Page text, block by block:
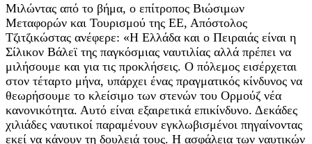
Μιλώντας από το βήμα, ο επίτροπος Βιώσιμων
Μεταφορών και Τουρισμού της ΕΕ, Απόστολος
Τζιτζικώστας ανέφερε: «Η Ελλάδα και ο Πειραιάς είναι η
Σίλικον Βάλεϊ της παγκόσμιας ναυτιλίας αλλά πρέπει να
μιλήσουμε και για τις προκλήσεις. Ο πόλεμος εισέρχεται
στον τέταρτο μήνα, υπάρχει ένας πραγματικός κίνδυνος να
θεωρήσουμε το κλείσιμο των στενών του Ορμούζ νέα
κανονικότητα. Αυτό είναι εξαιρετικά επικίνδυνο. Δεκάδες
χιλιάδες ναυτικοί παραμένουν εγκλωβισμένοι πηγαίνοντας
εκεί να κάνουν τη δουλειά τους. Η ασφάλεια των ναυτικών